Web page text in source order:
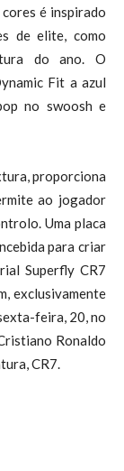
é inspirado
de elite, como
do ano. O
Fit a azul
no swoosh e
proporciona
ao jogador
Uma placa
para criar
Superfly CR7
exclusivamente
feira, 20, no
Ronaldo
CR7.